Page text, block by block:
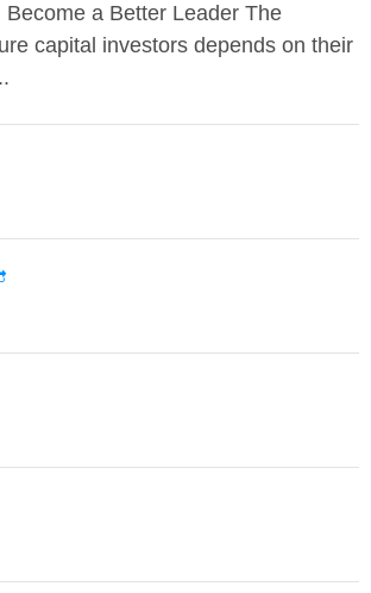
a Better Leader The
capital investors depends on their